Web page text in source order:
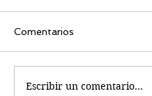
Comentarios
Escribir un comentario...